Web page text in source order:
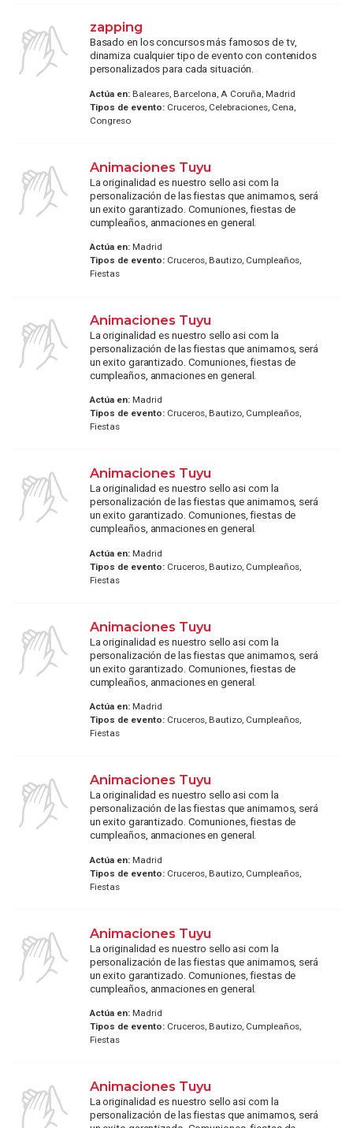
zapping
Basado en los concursos más famosos de tv,
dinamiza cualquier tipo de evento con contenidos
personalizados para cada situación.
Actúa en:Baleares, Barcelona, A Coruña, Madrid
Tipos de evento:Cruceros, Celebraciones, Cena,
Congreso
Animaciones Tuyu
La originalidad es nuestro sello asi com la
personalización de las fiestas que animamos, será
un exito garantizado. Comuniones, fiestas de
cumpleaños, anmaciones en general.
Actúa en:Madrid
Tipos de evento:Cruceros, Bautizo, Cumpleaños,
Fiestas
Animaciones Tuyu
La originalidad es nuestro sello asi com la
personalización de las fiestas que animamos, será
un exito garantizado. Comuniones, fiestas de
cumpleaños, anmaciones en general.
Actúa en:Madrid
Tipos de evento:Cruceros, Bautizo, Cumpleaños,
Fiestas
Animaciones Tuyu
La originalidad es nuestro sello asi com la
personalización de las fiestas que animamos, será
un exito garantizado. Comuniones, fiestas de
cumpleaños, anmaciones en general.
Actúa en:Madrid
Tipos de evento:Cruceros, Bautizo, Cumpleaños,
Fiestas
Animaciones Tuyu
La originalidad es nuestro sello asi com la
personalización de las fiestas que animamos, será
un exito garantizado. Comuniones, fiestas de
cumpleaños, anmaciones en general.
Actúa en:Madrid
Tipos de evento:Cruceros, Bautizo, Cumpleaños,
Fiestas
Animaciones Tuyu
La originalidad es nuestro sello asi com la
personalización de las fiestas que animamos, será
un exito garantizado. Comuniones, fiestas de
cumpleaños, anmaciones en general.
Actúa en:Madrid
Tipos de evento:Cruceros, Bautizo, Cumpleaños,
Fiestas
Animaciones Tuyu
La originalidad es nuestro sello asi com la
personalización de las fiestas que animamos, será
un exito garantizado. Comuniones, fiestas de
cumpleaños, anmaciones en general.
Actúa en:Madrid
Tipos de evento:Cruceros, Bautizo, Cumpleaños,
Fiestas
Animaciones Tuyu
La originalidad es nuestro sello asi com la
personalización de las fiestas que animamos, será